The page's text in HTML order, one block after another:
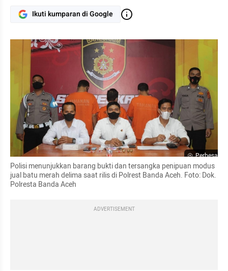
Ikuti kumparan di Google
Perbesar
Polisi menunjukkan barang bukti dan tersangka penipuan modus
jual batu merah delima saat rilis di Polrest Banda Aceh. Foto: Dok.
Polresta Banda Aceh
ADVERTISEMENT